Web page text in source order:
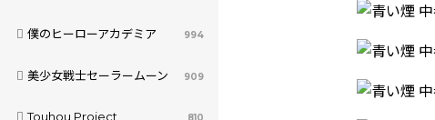
僕のヒーローアカデミア 994
美少女戦士セーラームーン 909
Touhou Project